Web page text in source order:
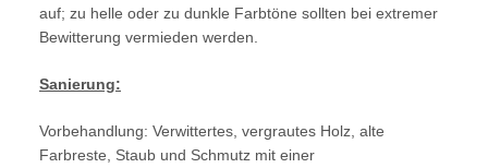
auf; zu helle oder zu dunkle Farbtöne sollten bei extremer
Bewitterung vermieden werden.
Sanierung:
Vorbehandlung: Verwittertes, vergrautes Holz, alte
Farbreste, Staub und Schmutz mit einer